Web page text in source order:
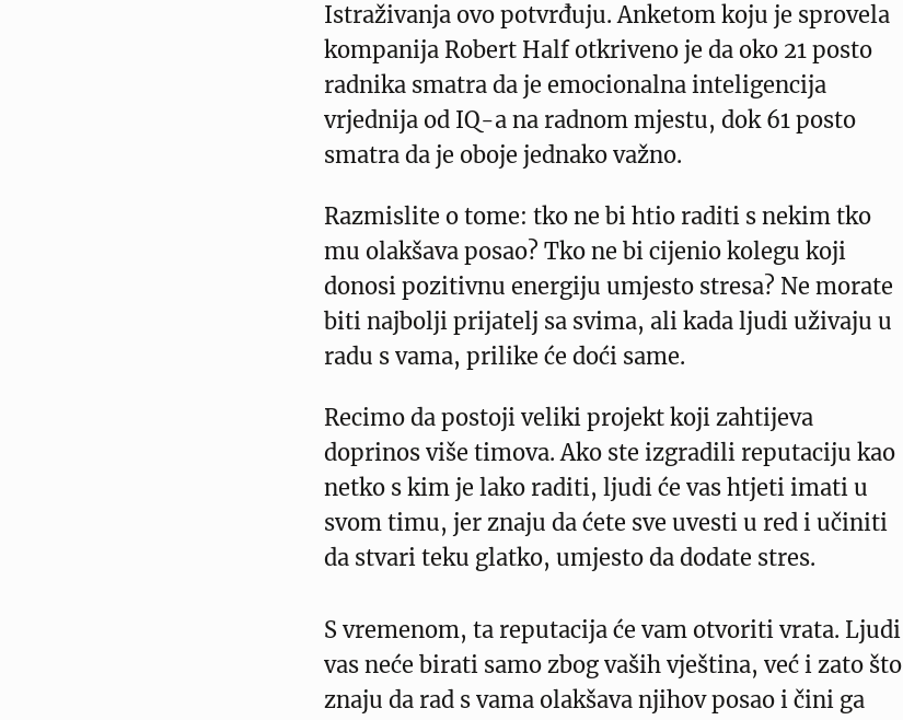
Istraživanja ovo potvrđuju. Anketom koju je sprovela
kompanija Robert Half otkriveno je da oko 21 posto
radnika smatra da je emocionalna inteligencija
vrjednija od IQ-a na radnom mjestu, dok 61 posto
smatra da je oboje jednako važno.
Razmislite o tome: tko ne bi htio raditi s nekim tko
mu olakšava posao? Tko ne bi cijenio kolegu koji
donosi pozitivnu energiju umjesto stresa? Ne morate
biti najbolji prijatelj sa svima, ali kada ljudi uživaju u
radu s vama, prilike će doći same.
Recimo da postoji veliki projekt koji zahtijeva
doprinos više timova. Ako ste izgradili reputaciju kao
netko s kim je lako raditi, ljudi će vas htjeti imati u
svom timu, jer znaju da ćete sve uvesti u red i učiniti
da stvari teku glatko, umjesto da dodate stres.
S vremenom, ta reputacija će vam otvoriti vrata. Ljudi
vas neće birati samo zbog vaših vještina, već i zato što
znaju da rad s vama olakšava njihov posao i čini ga